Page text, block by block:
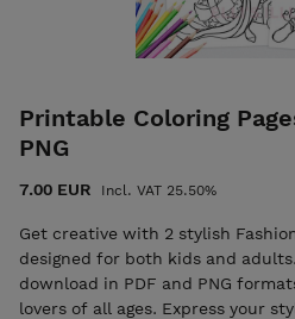
Printable Coloring
PNG
7.00 EUR Incl. VAT 25.50%
Get creative with 2 stylish
designed for both kids and
download in PDF and PNG
lovers of all ages. Express your